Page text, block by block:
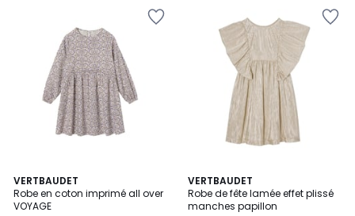
VERTBAUDET
Robe en coton imprimé all over
VOYAGE
VERTBAUDET
Robe de fête lamée effet plissé
manches papillon